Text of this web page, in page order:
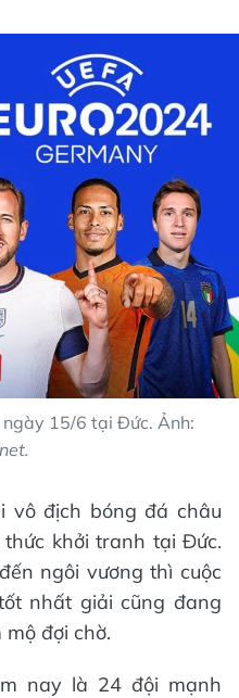
15/6 tại Đức. Ảnh:
vô địch bóng đá châu
khởi tranh tại Đức.
ngôi vương thì cuộc
nhất giải cũng đang
đợi chờ.
nay là 24 đội mạnh